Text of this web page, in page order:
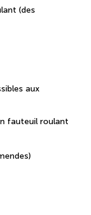
(des
aux
fauteuil roulant